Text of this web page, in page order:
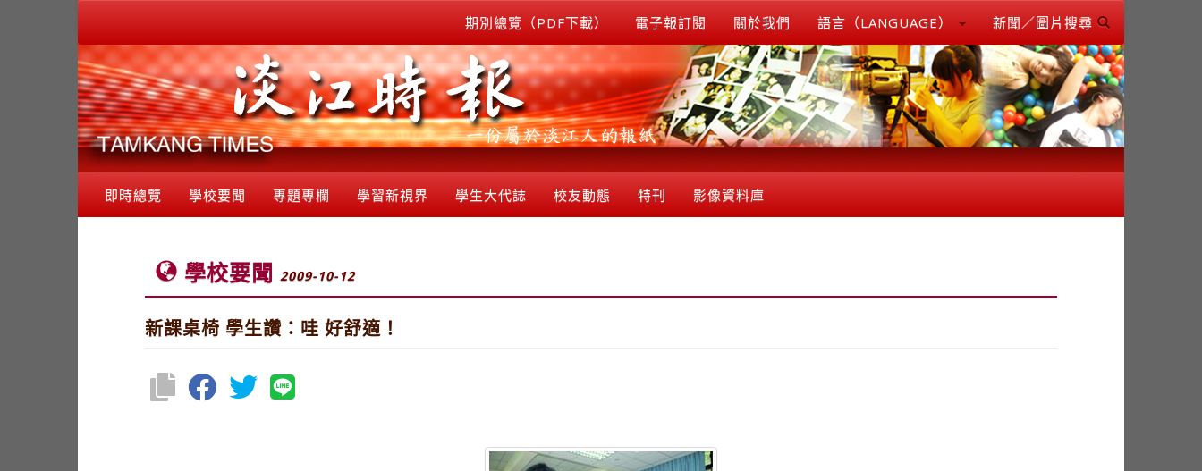
期別總覽（PDF下載） 電子報訂閱 關於我們 語言（LANGUAGE） 新聞／圖片搜尋
即時總覽 學校要聞 專題專欄 學習新視界 學生大代誌 校友動態 特刊 影像資料庫
學校要聞 2009-10-12
新課桌椅 學生讚：哇 好舒適！